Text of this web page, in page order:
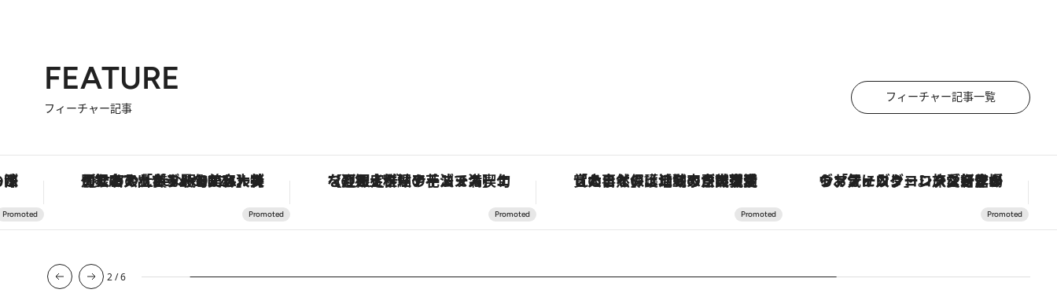
FEATURE
フィーチャー記事
フィーチャー記事一覧
ギフトまで。大人のための「ReFa GINZA」クルーズ 【夏限定ディナーコース】旬を迎える稚鮎や花ズッキーニなどをイタリア・トスカーナの郷土料理の手法で満喫！ 「大事なのは地域の意識を変えること」。ロレックス賞受賞の自然保護活動家が実現させたナイジェリアの自然環境の復活 ヴァシュロン・コンスタンタン「オーヴァーシーズ・オートマティック」。旅愛好家のお気に入りコレクションから、ジェンダーレスな新作が登場 「星のや富士」でデジタルデトックス。冨士信仰の歴史を辿り、心身を調える。
3/6